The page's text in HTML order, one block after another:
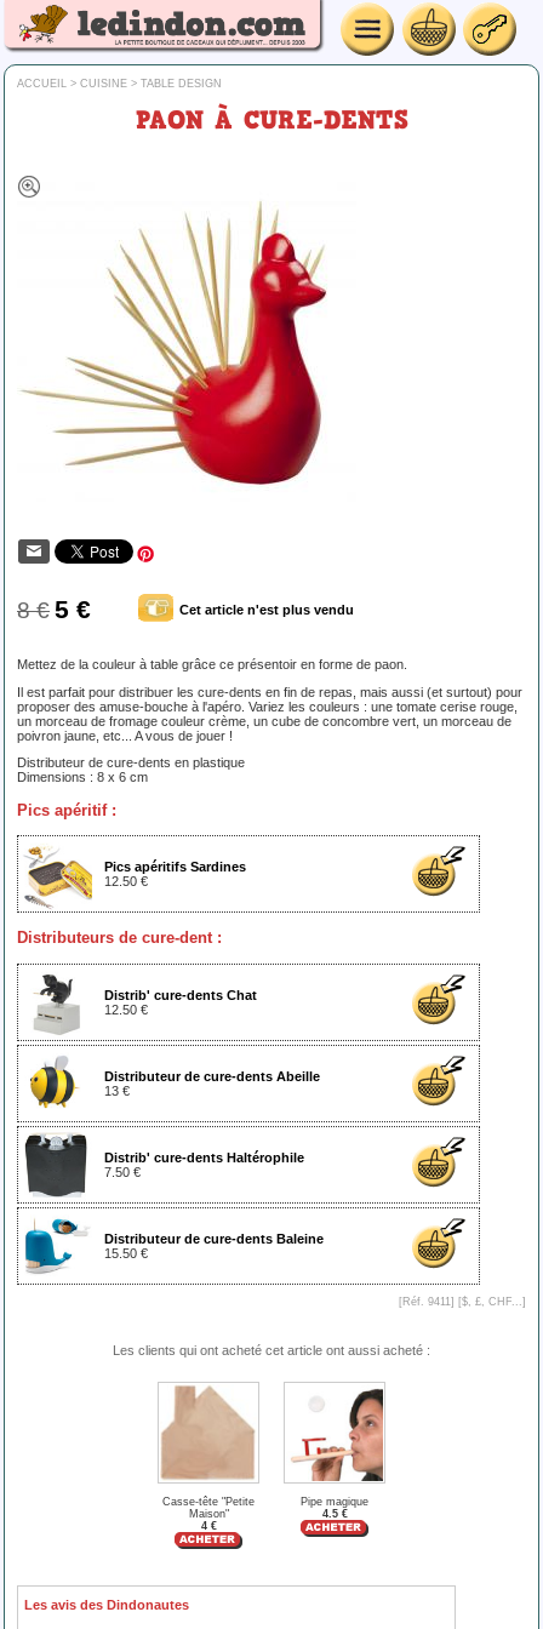
ACCUEIL > CUISINE > TABLE DESIGN
PAON À CURE-DENTS
8 €5 € Cet article n'est plus vendu
Mettez de la couleur à table grâce ce présentoir en forme de paon.
Il est parfait pour distribuer les cure-dents en fin de repas, mais aussi (et surtout) pour
proposer des amuse-bouche à l'apéro. Variez les couleurs : une tomate cerise rouge,
un morceau de fromage couleur crème, un cube de concombre vert, un morceau de
poivron jaune, etc... A vous de jouer !
Distributeur de cure-dents en plastique
Dimensions : 8 x 6 cm
Pics apéritif :
Pics apéritifs Sardines
12.50 €
Distributeurs de cure-dent :
Distrib' cure-dents Chat
12.50 €
Distributeur de cure-dents Abeille
13 €
Distrib' cure-dents Haltérophile
7.50 €
Distributeur de cure-dents Baleine
15.50 €
[Réf. 9411] [$, £, CHF... ]
Les clients qui ont acheté cet article ont aussi acheté :
Casse-tête "Petite
Maison"
4 €
Pipe magique
4.5 €
Les avis des Dindonautes